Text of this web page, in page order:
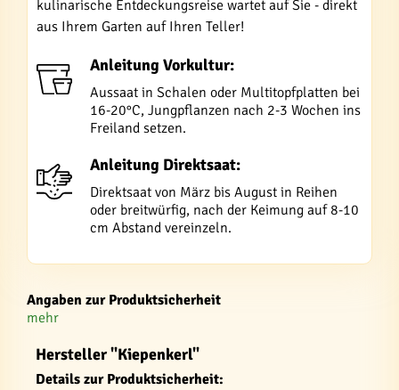
kulinarische Entdeckungsreise wartet auf Sie - direkt
aus Ihrem Garten auf Ihren Teller!
Anleitung Vorkultur:
Aussaat in Schalen oder Multitopfplatten bei
16-20°C, Jungpflanzen nach 2-3 Wochen ins
Freiland setzen.
Anleitung Direktsaat:
Direktsaat von März bis August in Reihen
oder breitwürfig, nach der Keimung auf 8-10
cm Abstand vereinzeln.
Angaben zur Produktsicherheit
mehr
Hersteller "Kiepenkerl"
Details zur Produktsicherheit: